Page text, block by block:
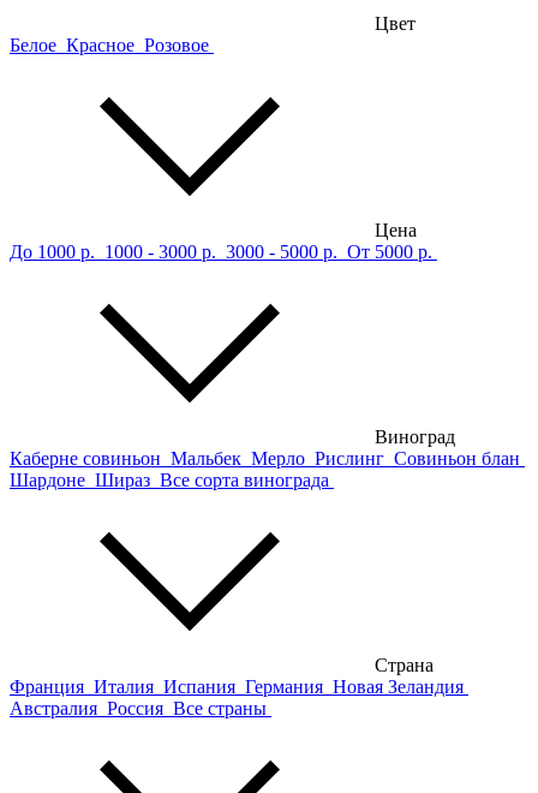
Цвет
Белое Красное Розовое
Цена
До 1000 р. 1000 - 3000 р. 3000 - 5000 р. От 5000 р.
Виноград
Каберне совиньон Мальбек Мерло Рислинг Совиньон блан
Шардоне Шираз Все сорта винограда
Страна
Франция Италия Испания Германия Новая Зеландия
Австралия Россия Все страны